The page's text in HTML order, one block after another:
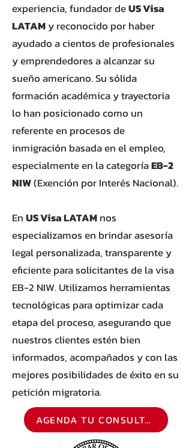
experiencia, fundador deUS Visa
LATAMy reconocido por haber
ayudado a cientos de profesionales
y emprendedores a alcanzar su
sueño americano. Su sólida
formación académica y trayectoria
lo han posicionado como un
referente en procesos de
inmigración basada en el empleo,
especialmente en la categoríaEB-2
NIW(Exención por Interés Nacional).
EnUS Visa LATAMnos
especializamos en brindar asesoría
legal personalizada, transparente y
eficiente para solicitantes de la visa
EB-2 NIW. Utilizamos herramientas
tecnológicas para optimizar cada
etapa del proceso, asegurando que
nuestros clientes estén bien
informados, acompañados y con las
mejores posibilidades de éxito en su
petición migratoria.
AGENDA TU CONSULTA GRATUITA